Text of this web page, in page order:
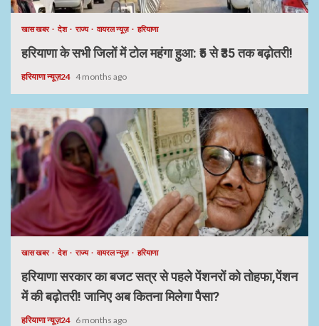
खास खबर देश राज्य वायरल न्यूज़ हरियाणा
हरियाणा के सभी जिलों में टोल महंगा हुआ: ₹5 से ₹35 तक बढ़ोतरी!
हरियाणा न्यूज़24 4 months ago
खास खबर देश राज्य वायरल न्यूज़ हरियाणा
हरियाणा सरकार का बजट सत्र से पहले पेंशनरों को तोहफा,पेंशन
में की बढ़ोतरी! जानिए अब कितना मिलेगा पैसा?
हरियाणा न्यूज़24 6 months ago